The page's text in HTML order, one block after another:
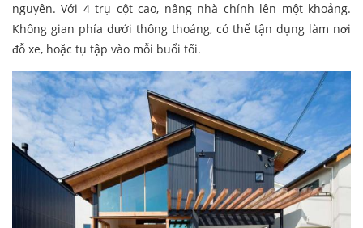
nguyên. Với 4 trụ cột cao, nâng nhà chính lên một khoảng.
Không gian phía dưới thông thoáng, có thể tận dụng làm nơi
đỗ xe, hoặc tụ tập vào mỗi buổi tối.